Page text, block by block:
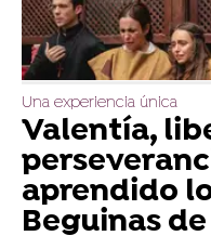
Una experiencia única
Valentía,
aprendido
Beguinas